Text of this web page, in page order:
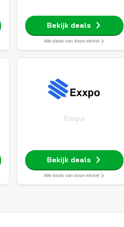
Bekijk deals
Alle deals van deze winkel
Exxpo
Bekijk deals
Alle deals van deze winkel